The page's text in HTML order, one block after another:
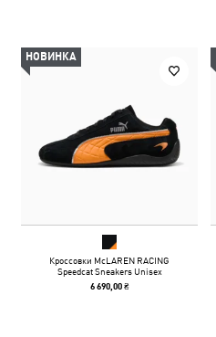
НОВИНКА
Кроссовки McLAREN RACING
Speedcat Sneakers Unisex
6 690,00 ₴